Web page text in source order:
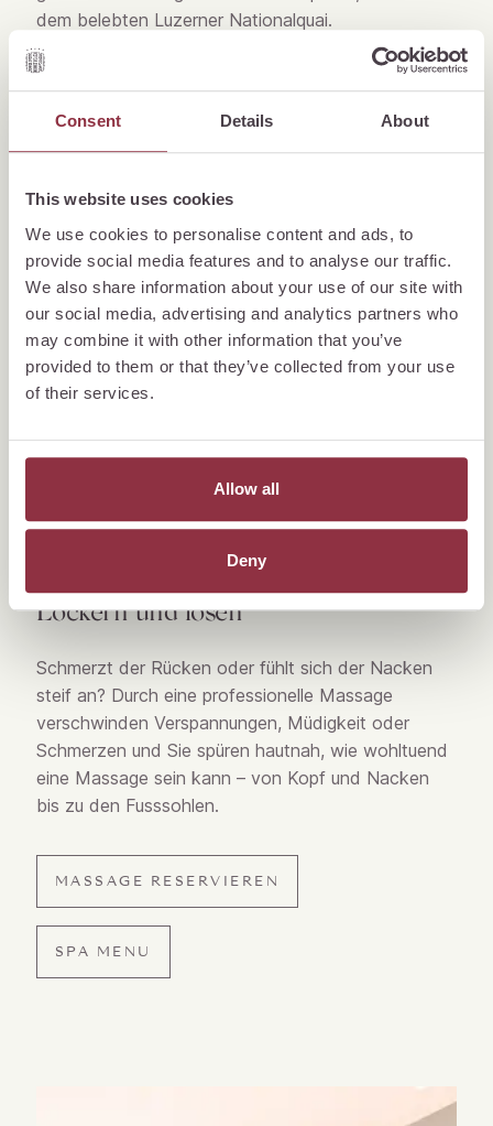
Consent Details About
This website uses cookies
We use cookies to personalise content and ads, to
provide social media features and to analyse our traffic.
We also share information about your use of our site with
our social media, advertising and analytics partners who
may combine it with other information that you’ve
provided to them or that they’ve collected from your use
of their services.
Allow all
Deny
dem belebten Luzerner Nationalquai.
Lockern und lösen
Schmerzt der Rücken oder fühlt sich der Nacken
steif an? Durch eine professionelle Massage
verschwinden Verspannungen, Müdigkeit oder
Schmerzen und Sie spüren hautnah, wie wohltuend
eine Massage sein kann – von Kopf und Nacken
bis zu den Fusssohlen.
MASSAGE RESERVIEREN
SPA MENU